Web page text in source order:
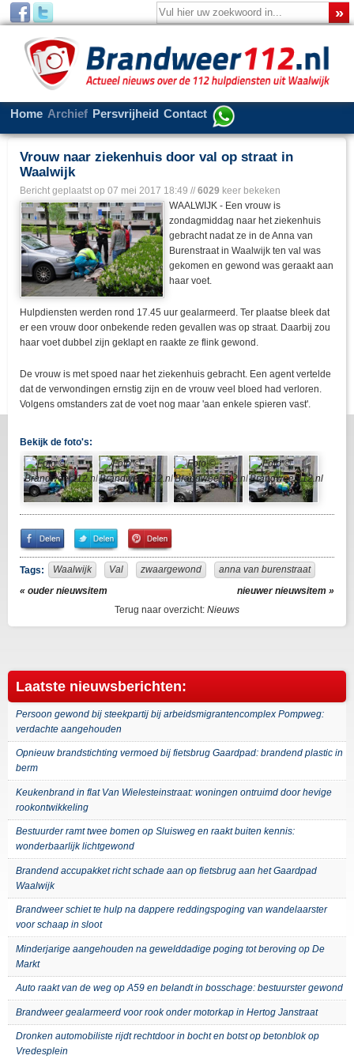
Home Archief Persvrijheid Contact
Vrouw naar ziekenhuis door val op straat in
Waalwijk
Bericht geplaatst op 07 mei 2017 18:49 // 6029 keer bekeken
WAALWIJK - Een vrouw is
zondagmiddag naar het ziekenhuis
gebracht nadat ze in de Anna van
Burenstraat in Waalwijk ten val was
gekomen en gewond was geraakt aan
haar voet.
Hulpdiensten werden rond 17.45 uur gealarmeerd. Ter plaatse bleek dat
er een vrouw door onbekende reden gevallen was op straat. Daarbij zou
haar voet dubbel zijn geklapt en raakte ze flink gewond.
De vrouw is met spoed naar het ziekenhuis gebracht. Een agent vertelde
dat de verwondingen ernstig zijn en de vrouw veel bloed had verloren.
Volgens omstanders zat de voet nog maar 'aan enkele spieren vast'.
Bekijk de foto's:
Share
on
Facebook
Share
on
Twitter
Pin
It!
Tags: Waalwijk Val zwaargewond
anna van burenstraat
« ouder nieuwsitem
nieuwer nieuwsitem »
Terug naar overzicht: Nieuws
Laatste nieuwsberichten:
Persoon gewond bij steekpartij bij arbeidsmigrantencomplex Pompweg:
verdachte aangehouden
Opnieuw brandstichting vermoed bij fietsbrug Gaardpad: brandend plastic in
berm
Keukenbrand in flat Van Wielesteinstraat: woningen ontruimd door hevige
rookontwikkeling
Bestuurder ramt twee bomen op Sluisweg en raakt buiten kennis:
wonderbaarlijk lichtgewond
Brandend accupakket richt schade aan op fietsbrug aan het Gaardpad
Waalwijk
Brandweer schiet te hulp na dappere reddingspoging van wandelaarster
voor schaap in sloot
Minderjarige aangehouden na gewelddadige poging tot beroving op De
Markt
Auto raakt van de weg op A59 en belandt in bosschage: bestuurster gewond
Brandweer gealarmeerd voor rook onder motorkap in Hertog Janstraat
Dronken automobiliste rijdt rechtdoor in bocht en botst op betonblok op
Vredesplein